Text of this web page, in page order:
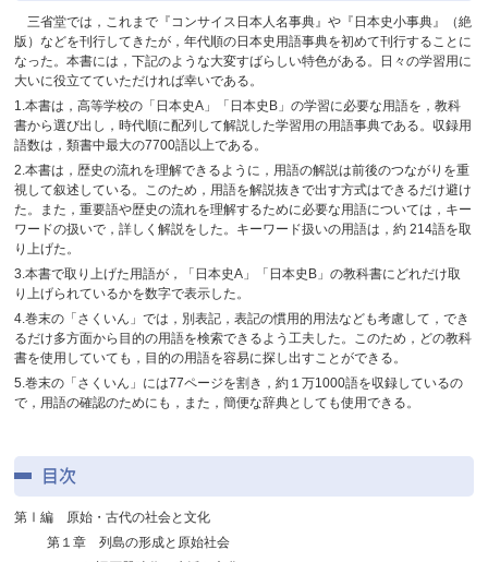
三省堂では，これまで『コンサイス日本人名事典』や『日本史小事典』（絶
版）などを刊行してきたが，年代順の日本史用語事典を初めて刊行することに
なった。本書には，下記のような大変すばらしい特色がある。日々の学習用に
大いに役立てていただければ幸いである。
1.本書は，高等学校の「日本史A」「日本史B」の学習に必要な用語を，教科
書から選び出し，時代順に配列して解説した学習用の用語事典である。収録用
語数は，類書中最大の7700語以上である。
2.本書は，歴史の流れを理解できるように，用語の解説は前後のつながりを重
視して叙述している。このため，用語を解説抜きで出す方式はできるだけ避け
た。また，重要語や歴史の流れを理解するために必要な用語については，キー
ワードの扱いで，詳しく解説をした。キーワード扱いの用語は，約 214語を取
り上げた。
3.本書で取り上げた用語が，「日本史A」「日本史B」の教科書にどれだけ取
り上げられているかを数字で表示した。
4.巻末の「さくいん」では，別表記，表記の慣用的用法なども考慮して，でき
るだけ多方面から目的の用語を検索できるよう工夫した。このため，どの教科
書を使用していても，目的の用語を容易に探し出すことができる。
5.巻末の「さくいん」には77ページを割き，約１万1000語を収録しているの
で，用語の確認のためにも，また，簡便な辞典としても使用できる。
目次
第Ⅰ編 原始・古代の社会と文化
第１章 列島の形成と原始社会